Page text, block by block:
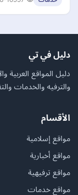
دليل في تي
دليل المواقع العربية
والترفيه والخدمات
الأقسام
مواقع إسلامية
مواقع أخبارية
مواقع ترفيهية
مواقع خدمات